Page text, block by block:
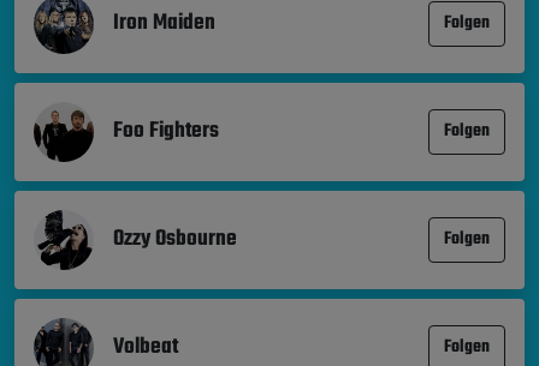
Iron Maiden Folgen
Foo Fighters Folgen
Ozzy Osbourne Folgen
Volbeat Folgen